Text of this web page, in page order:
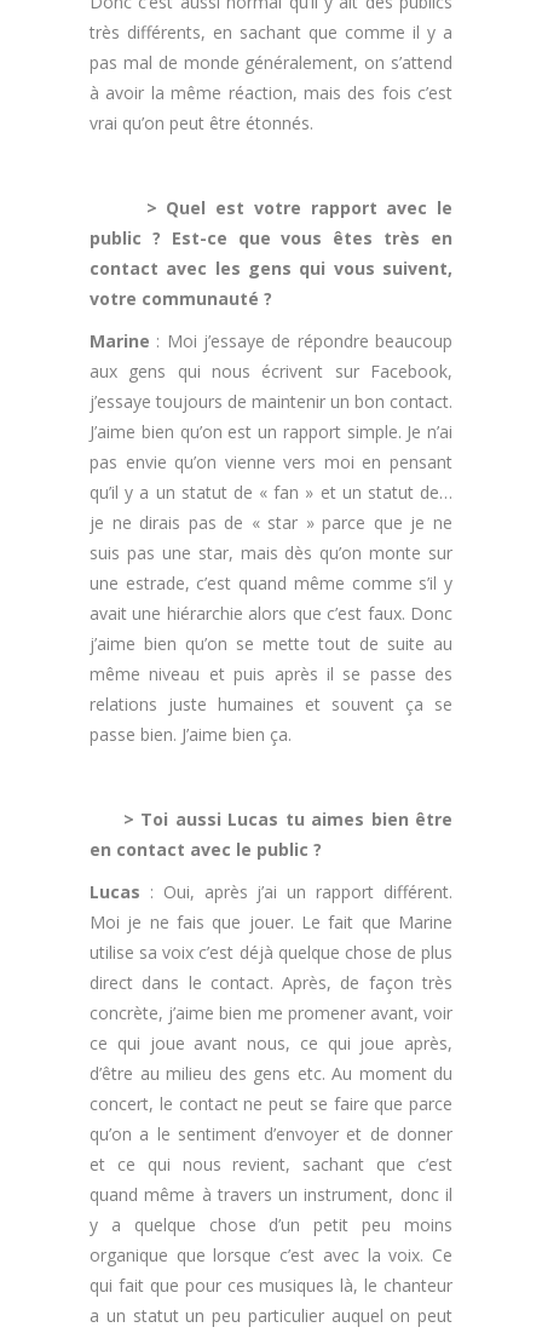
très différents, en sachant que comme il y a
pas mal de monde généralement, on s’attend
à avoir la même réaction, mais des fois c’est
vrai qu’on peut être étonnés.
> Quel est votre rapport avec le
public ? Est-ce que vous êtes très en
contact avec les gens qui vous suivent,
votre communauté ?
Marine : Moi j’essaye de répondre beaucoup
aux gens qui nous écrivent sur Facebook,
j’essaye toujours de maintenir un bon contact.
J’aime bien qu’on est un rapport simple. Je n’ai
pas envie qu’on vienne vers moi en pensant
qu’il y a un statut de « fan » et un statut de…
je ne dirais pas de « star » parce que je ne
suis pas une star, mais dès qu’on monte sur
une estrade, c’est quand même comme s’il y
avait une hiérarchie alors que c’est faux. Donc
j’aime bien qu’on se mette tout de suite au
même niveau et puis après il se passe des
relations juste humaines et souvent ça se
passe bien. J’aime bien ça.
> Toi aussi Lucas tu aimes bien être
en contact avec le public ?
Lucas : Oui, après j’ai un rapport différent.
Moi je ne fais que jouer. Le fait que Marine
utilise sa voix c’est déjà quelque chose de plus
direct dans le contact. Après, de façon très
concrète, j’aime bien me promener avant, voir
ce qui joue avant nous, ce qui joue après,
d’être au milieu des gens etc. Au moment du
concert, le contact ne peut se faire que parce
qu’on a le sentiment d’envoyer et de donner
et ce qui nous revient, sachant que c’est
quand même à travers un instrument, donc il
y a quelque chose d’un petit peu moins
organique que lorsque c’est avec la voix. Ce
qui fait que pour ces musiques là, le chanteur
a un statut un peu particulier auquel on peut